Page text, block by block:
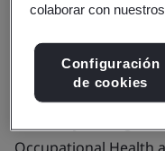
Learn how to
colaborar con
Configuración
de cookies